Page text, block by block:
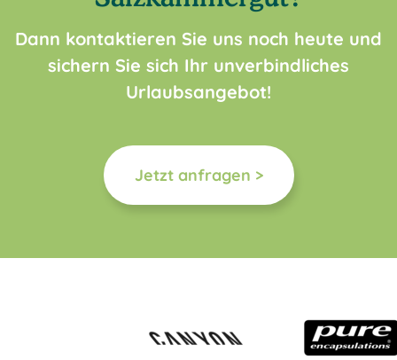
Dann kontaktieren Sie uns noch heute und
sichern Sie sich Ihr unverbindliches
Urlaubsangebot!
Jetzt anfragen >